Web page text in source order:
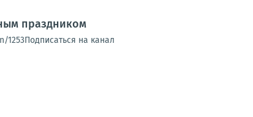
праздником
на канал